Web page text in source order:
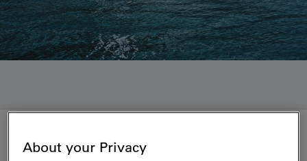
Medienmitteilung 08.03.2016
About your Privacy